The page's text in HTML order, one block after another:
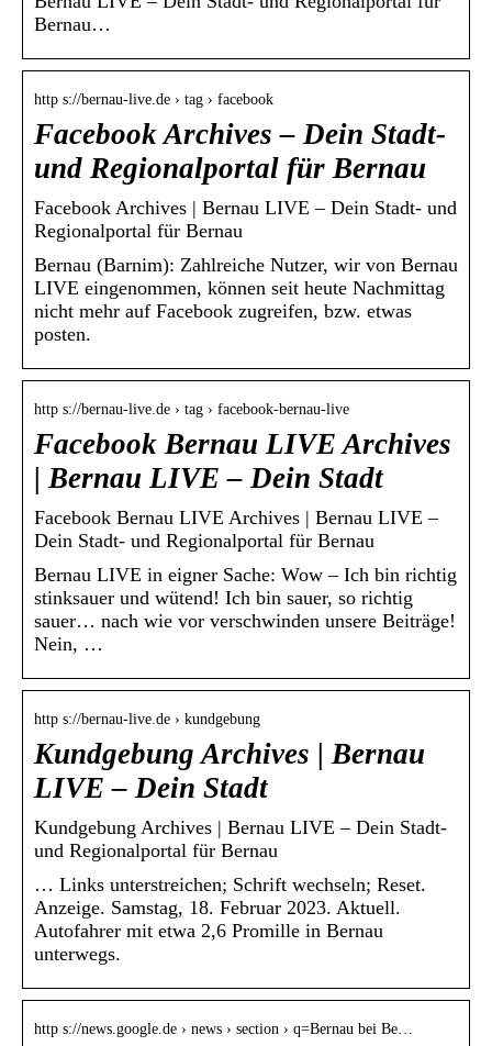
Bernau…
http s://bernau-live.de › tag › facebook
Facebook Archives – Dein Stadt-
und Regionalportal für Bernau
Facebook Archives | Bernau LIVE – Dein Stadt- und
Regionalportal für Bernau
Bernau (Barnim): Zahlreiche Nutzer, wir von Bernau
LIVE eingenommen, können seit heute Nachmittag
nicht mehr auf Facebook zugreifen, bzw. etwas
posten.
http s://bernau-live.de › tag › facebook-bernau-live
Facebook Bernau LIVE Archives
| Bernau LIVE – Dein Stadt
Facebook Bernau LIVE Archives | Bernau LIVE –
Dein Stadt- und Regionalportal für Bernau
Bernau LIVE in eigner Sache: Wow – Ich bin richtig
stinksauer und wütend! Ich bin sauer, so richtig
sauer… nach wie vor verschwinden unsere Beiträge!
Nein, …
http s://bernau-live.de › kundgebung
Kundgebung Archives | Bernau
LIVE – Dein Stadt
Kundgebung Archives | Bernau LIVE – Dein Stadt-
und Regionalportal für Bernau
… Links unterstreichen; Schrift wechseln; Reset.
Anzeige. Samstag, 18. Februar 2023. Aktuell.
Autofahrer mit etwa 2,6 Promille in Bernau
unterwegs.
http s://news.google.de › news › section › q=Bernau bei Be…